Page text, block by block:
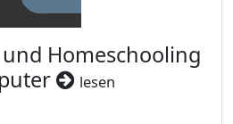
Homeschooling
lesen